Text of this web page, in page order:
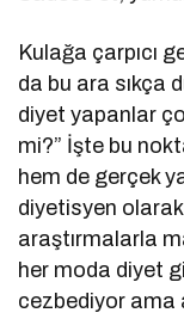
Kulağa çarpıcı
da bu ara sıkça
diyet yapanlar
mi?” İşte bu
hem de gerçek
diyetisyen
araştırmalarla
her moda diyet
cezbediyor ama